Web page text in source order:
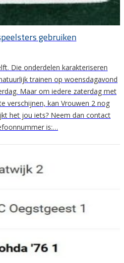
gebruiken
Die onderdelen karakteriseren
trainen op woensdagavond
Maar om iedere zaterdag met
verschijnen, kan Vrouwen 2 nog
het jou iets? Neem dan contact
is:…